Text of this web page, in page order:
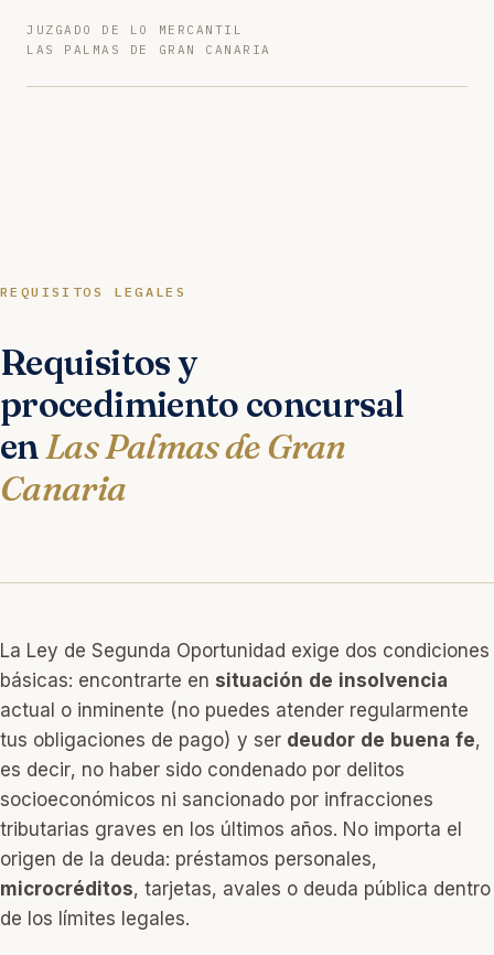
JUZGADO DE LO MERCANTIL
LAS PALMAS DE GRAN CANARIA
REQUISITOS LEGALES
Requisitos y
procedimiento concursal
enLas Palmas de Gran
Canaria
La Ley de Segunda Oportunidad exige dos condiciones
básicas: encontrarte en situación de insolvencia
actual o inminente (no puedes atender regularmente
tus obligaciones de pago) y ser deudor de buena fe,
es decir, no haber sido condenado por delitos
socioeconómicos ni sancionado por infracciones
tributarias graves en los últimos años. No importa el
origen de la deuda: préstamos personales,
microcréditos, tarjetas, avales o deuda pública dentro
de los límites legales.